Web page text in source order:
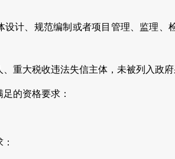
设计、规范编制或者项目管理、监理
重大税收违法失信主体，未被列入政
的资格要求：